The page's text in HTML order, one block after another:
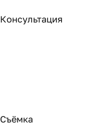
Консультация
Съёмка